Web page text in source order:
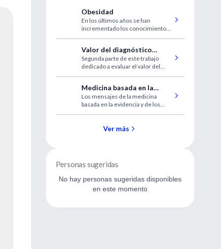
Obesidad
En los últimos años se han
incrementado los conocimientos
Valor del diagnóstico
clínico precoz a través del
electrocardiograma
Segunda parte de este trabajo
dedicado a evaluar el valor del
Medicina basada en la
evidencia y costo-
efectividad
Los mensajes de la medicina
basada en la evidencia y de los
conjunta. En realidad, suelen
Ver más
Personas sugeridas
No hay personas sugeridas disponibles
en este momento